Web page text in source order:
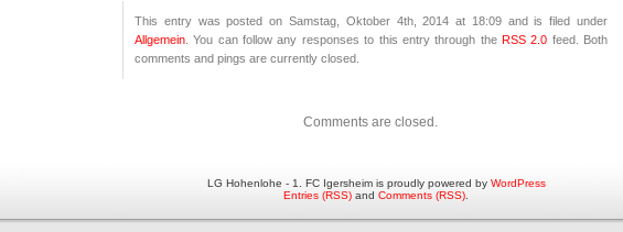
This entry was posted on Samstag, Oktober 4th, 2014 at 18:09 and is filed under
Allgemein . You can follow any responses to this entry through the RSS 2.0 feed. Both
comments and pings are currently closed.
Comments are closed.
LG Hohenlohe - 1. FC Igersheim is proudly powered by WordPress
Entries (RSS) and Comments (RSS)